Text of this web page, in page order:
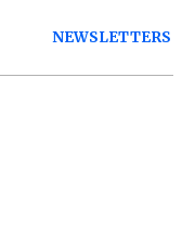
NEWSLETTERS